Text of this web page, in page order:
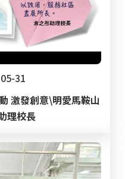
31
激發創意\明愛馬鞍山
理校長